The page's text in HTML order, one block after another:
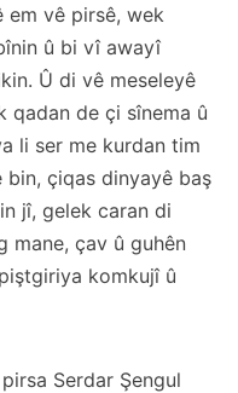
em vê pirsê, wek
û bi vî awayî
Û di vê meseleyê
qadan de çi sînema û
li ser me kurdan tim
çiqas dinyayê baş
jî, gelek caran di
mane, çav û guhên
komkujî û
Serdar Şengul